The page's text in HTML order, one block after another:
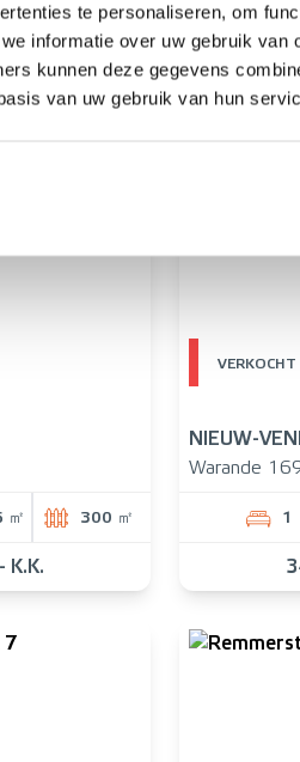
te personaliseren, om
informatie over uw gebruik
kunnen deze gegevens
van uw gebruik van hun
K.K.
㎡ 300 ㎡
K.K.
VERKOCHT
NIEUW-
Warande
1